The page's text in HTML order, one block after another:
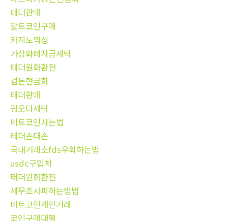
테더판매
알트코인구매
카지노믹싱
가상화폐자금세탁
테더원화환전
검돈현금화
테더판매
핑오다세탁
비트코인사는법
테더손대손
국내거래소fds우회하는법
usdc구입처
태더원화환전
세무조사피하는방법
비트코인개인거래
코인구매대행